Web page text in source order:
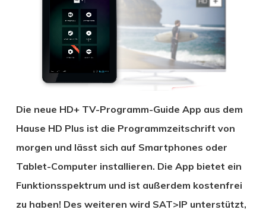
Die neue HD+ TV-Programm-Guide App aus dem
Hause HD Plus ist die Programmzeitschrift von
morgen und lässt sich auf Smartphones oder
Tablet-Computer installieren. Die App bietet ein
Funktionsspektrum und ist außerdem kostenfrei
zu haben! Des weiteren wird SAT>IP unterstützt,